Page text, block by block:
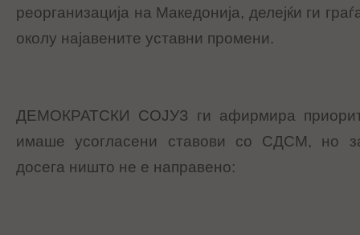
реорганизација на Македонија, делејќи ги
околу најавените уставни промени.
ДЕМОКРАТСКИ СОЈУЗ ги афирмира
имаше усогласени ставови со СДСМ, но
досега ништо не е направено: